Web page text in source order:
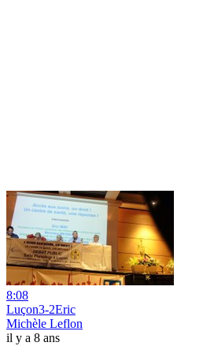
8:08
Luçon3-2Eric
Michèle Leflon
il y a 8 ans